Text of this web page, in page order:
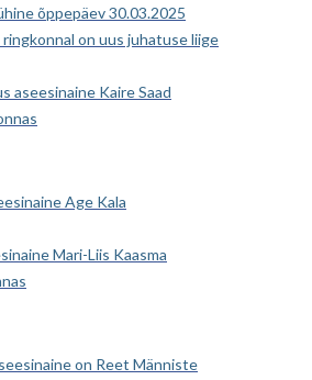
õppepäev 30.03.2025
on uus juhatuse liige
aseesinaine Kaire Saad
Age Kala
Mari-Liis Kaasma
on Reet Männiste